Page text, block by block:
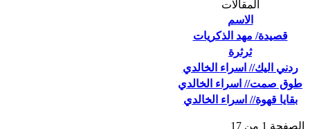
المقالات
الاسم
قصيدة/ مهد الذكريات
ثرثرة
‬ردني اليك// اسراء الخالدي
طوق صمت// اسراء الخالدي
بقايا قهوة// اسراء الخالدي
الصفحة 1 من 17